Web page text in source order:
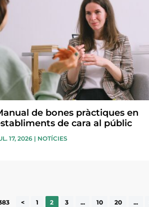
de bones pràctiques en
de cara al públic
17, 2026| NOTÍCIES
< 1 2 3 ... 10 20 ...